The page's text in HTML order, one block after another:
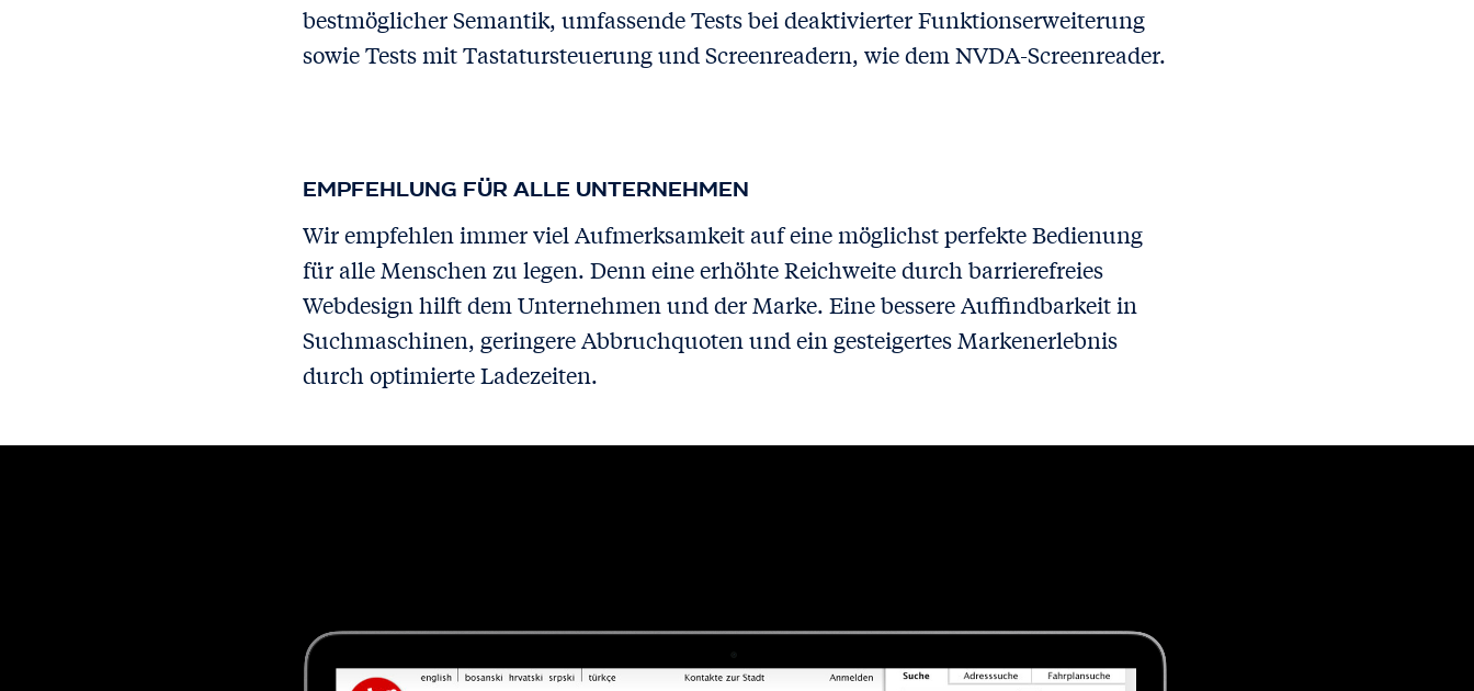
bestmöglicher Semantik, umfassende Tests bei deaktivierter Funktionserweiterung
sowie Tests mit Tastatursteuerung und Screenreadern, wie dem NVDA-Screenreader.
EMPFEHLUNG FÜR ALLE UNTERNEHMEN
Wir empfehlen immer viel Aufmerksamkeit auf eine möglichst perfekte Bedienung
für alle Menschen zu legen. Denn eine erhöhte Reichweite durch barrierefreies
Webdesign hilft dem Unternehmen und der Marke. Eine bessere Auffindbarkeit in
Suchmaschinen, geringere Abbruchquoten und ein gesteigertes Markenerlebnis
durch optimierte Ladezeiten.